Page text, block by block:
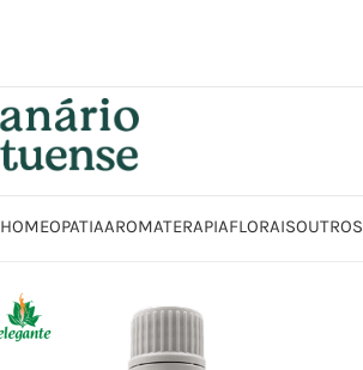
HOMEOPATIAAROMATERAPIAFLORAISOUTROS